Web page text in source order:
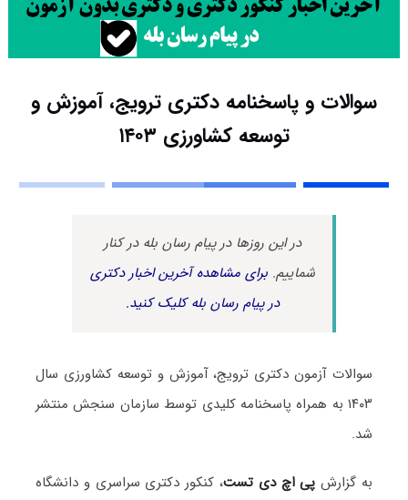
سوالات و پاسخنامه دکتری ترویج، آموزش و
توسعه کشاورزی ۱۴۰۳
در این روزها در پیام رسان بله در کنار
شماییم.برای مشاهده آخرین اخبار دکتری
در پیام رسان بله کلیک کنید.
سوالات آزمون دکتری ترویج، آموزش و توسعه کشاورزی سال
۱۴۰۳ به همراه پاسخنامه کلیدی توسط سازمان سنجش منتشر
شد.
به گزارشپی اچ دی تست، کنکور دکتری سراسری و دانشگاه